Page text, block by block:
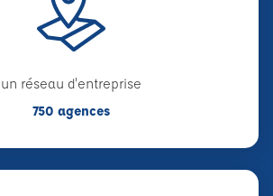
un réseau d'entreprise
750 agences